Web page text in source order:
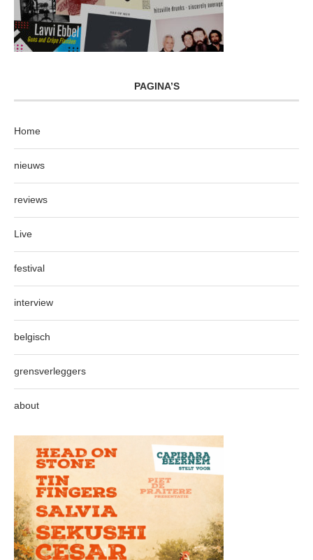
PAGINA’S
Home
nieuws
reviews
Live
festival
interview
belgisch
grensverleggers
about